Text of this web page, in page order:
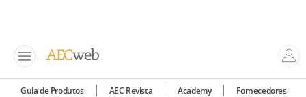
Guia de Produtos AEC Revista Academy Fornecedores